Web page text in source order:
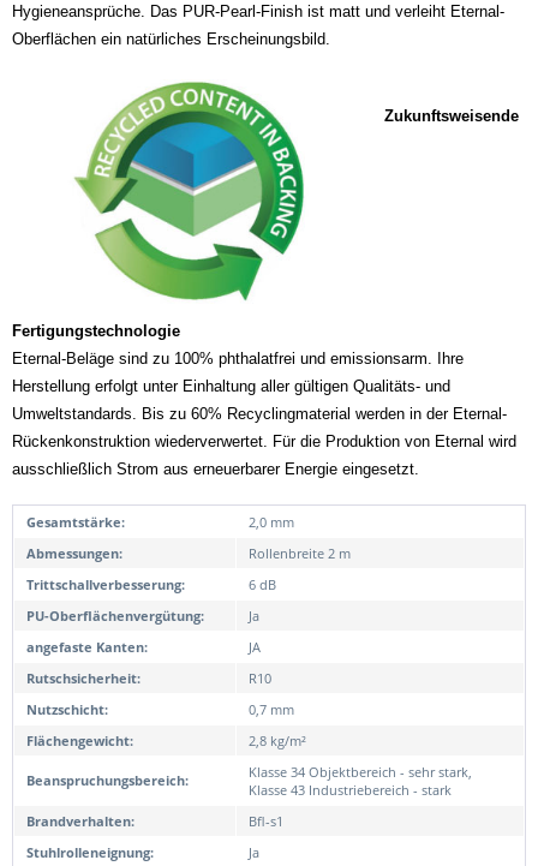
Hygieneansprüche. Das PUR-Pearl-Finish ist matt und verleiht Eternal-
Oberflächen ein natürliches Erscheinungsbild.
Zukunftsweisende
Fertigungstechnologie
Eternal-Beläge sind zu 100% phthalatfrei und emissionsarm. Ihre
Herstellung erfolgt unter Einhaltung aller gültigen Qualitäts- und
Umweltstandards. Bis zu 60% Recyclingmaterial werden in der Eternal-
Rückenkonstruktion wiederverwertet. Für die Produktion von Eternal wird
ausschließlich Strom aus erneuerbarer Energie eingesetzt.
Gesamtstärke:
2,0 mm
Abmessungen:
Rollenbreite 2 m
Trittschallverbesserung:
6 dB
PU-Oberflächenvergütung:
Ja
angefaste Kanten:
JA
Rutschsicherheit:
R10
Nutzschicht:
0,7 mm
Flächengewicht:
2,8 kg/m²
Beanspruchungsbereich:
Klasse 34 Objektbereich - sehr stark,
Klasse 43 Industriebereich - stark
Brandverhalten:
Bfl-s1
Stuhlrolleneignung:
Ja